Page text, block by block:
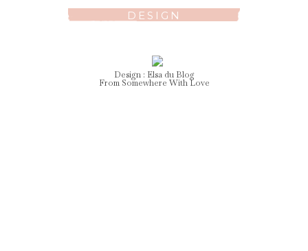
DESIGN
Design : Elsadu Blog
From Somewhere With Love